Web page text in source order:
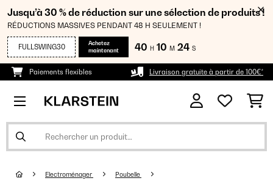
Jusqu’à 30 % de réduction sur une sélection de produits !
RÉDUCTIONS MASSIVES PENDANT 48 H SEULEMENT !
FULLSWING30
Achetez
maintenant
40 H 10 M 24 S
Paiements flexibles Livraison gratuite à partir de 100€*
Electroménager Poubelle